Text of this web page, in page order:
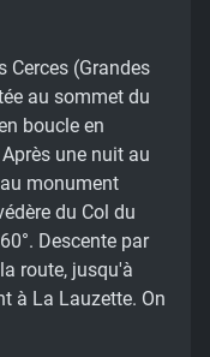
Cerces (Grandes
au sommet du
boucle en
une nuit au
monument
du Col du
Descente par
route, jusqu'à
à La Lauzette. On